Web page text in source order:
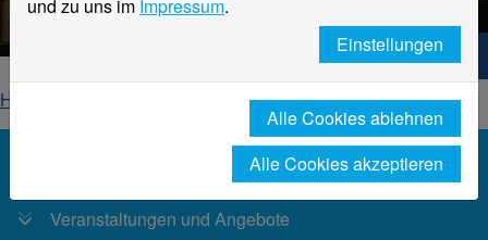
Hochschule Niederrhein. Dein Weg.
Home
Cliffnotes 2025 | KW 29
Veranstaltungen und Angebote
und zu uns im Impressum.
Einstellungen
Alle Cookies ablehnen
Alle Cookies akzeptieren